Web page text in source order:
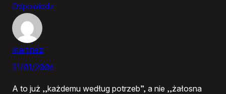
Odpowiedz
martinez
21/01/2006
A to już ,,każdemu według potrzeb”, a nie ,,żałosna